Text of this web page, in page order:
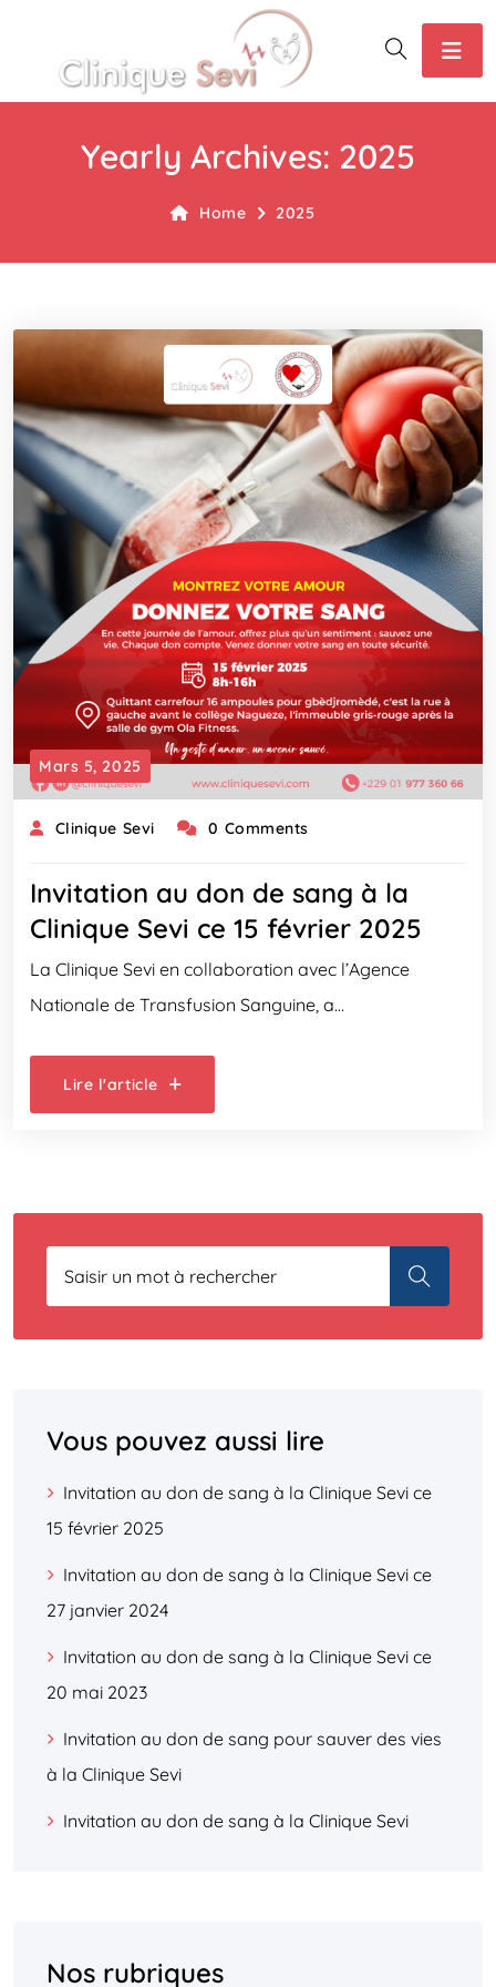
Yearly Archives: 2025
Home 2025
Mars 5, 2025
Clinique Sevi 0 Comments
Invitation au don de sang à la
Clinique Sevi ce 15 février 2025
La Clinique Sevi en collaboration avec l’Agence
Nationale de Transfusion Sanguine, a…
Lire l'article
Vous pouvez aussi lire
Invitation au don de sang à la Clinique Sevi ce
15 février 2025
Invitation au don de sang à la Clinique Sevi ce
27 janvier 2024
Invitation au don de sang à la Clinique Sevi ce
20 mai 2023
Invitation au don de sang pour sauver des vies
à la Clinique Sevi
Invitation au don de sang à la Clinique Sevi
Nos rubriques